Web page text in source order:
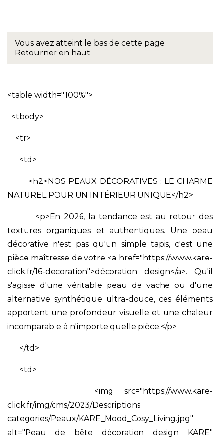
Vous avez atteint le bas de cette page.
Retourner en haut
<table width="100%">
<tbody>
<tr>
<td>
<h2>NOS PEAUX DÉCORATIVES : LE CHARME
NATUREL POUR UN INTÉRIEUR UNIQUE</h2>
<p>En 2026, la tendance est au retour des
textures organiques et authentiques. Une peau
décorative n'est pas qu'un simple tapis, c'est une
pièce maîtresse de votre <a href="https://www.kare-
click.fr/16-decoration">décoration design</a>. Qu'il
s'agisse d'une véritable peau de vache ou d'une
alternative synthétique ultra-douce, ces éléments
apportent une profondeur visuelle et une chaleur
incomparable à n'importe quelle pièce.</p>
</td>
<td>
<img src="https://www.kare-
click.fr/img/cms/2023/Descriptions
categories/Peaux/KARE_Mood_Cosy_Living.jpg"
alt="Peau de bête décoration design KARE"